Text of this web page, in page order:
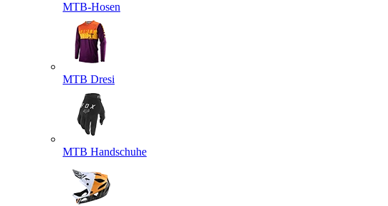
MTB-Hosen
MTB Dresi
MTB Handschuhe